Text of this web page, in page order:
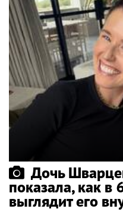
Дочь
показала, как в
выглядит его